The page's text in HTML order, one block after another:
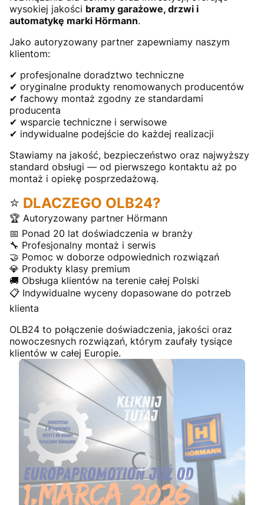
wysokiej jakości bramy garażowe, drzwi i
automatykę marki Hörmann.
Jako autoryzowany partner zapewniamy naszym
klientom:
✔ profesjonalne doradztwo techniczne
✔ oryginalne produkty renomowanych producentów
✔ fachowy montaż zgodny ze standardami
producenta
✔ wsparcie techniczne i serwisowe
✔ indywidualne podejście do każdej realizacji
Stawiamy na jakość, bezpieczeństwo oraz najwyższy
standard obsługi — od pierwszego kontaktu aż po
montaż i opiekę posprzedażową.
⭐ DLACZEGO OLB24?
🏆 Autoryzowany partner Hörmann
📅 Ponad 20 lat doświadczenia w branży
🔧 Profesjonalny montaż i serwis
🤝 Pomoc w doborze odpowiednich rozwiązań
💎 Produkty klasy premium
🚚 Obsługa klientów na terenie całej Polski
📋 Indywidualne wyceny dopasowane do potrzeb
klienta
OLB24 to połączenie doświadczenia, jakości oraz
nowoczesnych rozwiązań, którym zaufały tysiące
klientów w całej Europie.